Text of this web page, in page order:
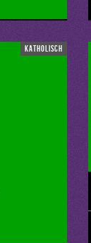
katholisch